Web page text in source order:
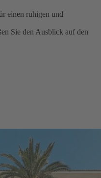
einen ruhigen und
Sie den Ausblick auf den